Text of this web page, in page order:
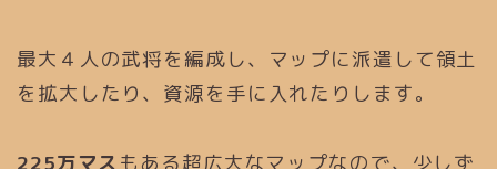
最大４人の武将を編成し、マップに派遣して領土
を拡大したり、資源を手に入れたりします。
225万マス もある超広大なマップなので、少しず